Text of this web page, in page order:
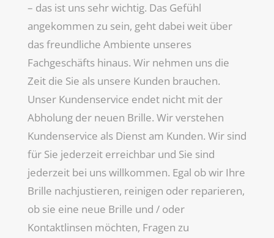
– das ist uns sehr wichtig. Das Gefühl
angekommen zu sein, geht dabei weit über
das freundliche Ambiente unseres
Fachgeschäfts hinaus. Wir nehmen uns die
Zeit die Sie als unsere Kunden brauchen.
Unser Kundenservice endet nicht mit der
Abholung der neuen Brille. Wir verstehen
Kundenservice als Dienst am Kunden. Wir sind
für Sie jederzeit erreichbar und Sie sind
jederzeit bei uns willkommen. Egal ob wir Ihre
Brille nachjustieren, reinigen oder reparieren,
ob sie eine neue Brille und / oder
Kontaktlinsen möchten, Fragen zu